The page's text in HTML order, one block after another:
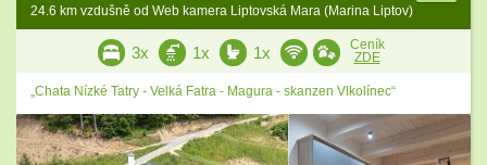
24.6 km vzdušně od Web kamera Liptovská Mara (Marina Liptov)
3x 1x 1x
Ceník
ZDE
„Chata Nízké Tatry - Velká Fatra - Magura - skanzen Vlkolínec“